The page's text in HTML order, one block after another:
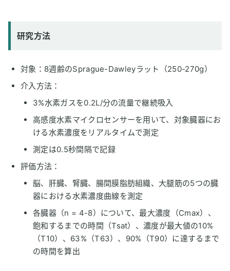
研究方法
対象：8週齢のSprague-Dawleyラット（250-270g）
介入方法：
3%水素ガスを0.2L/分の流量で継続吸入
高感度水素マイクロセンサーを用いて、対象臓器にお
ける水素濃度をリアルタイムで測定
測定は0.5秒間隔で記録
評価方法：
脳、肝臓、腎臓、腸間膜脂肪組織、大腿筋の5つの臓
器における水素濃度曲線を測定
各臓器（n = 4-8）について、最大濃度（Cmax）、
飽和するまでの時間（Tsat）、濃度が最大値の10%
（T10）、63%（T63）、90%（T90）に達するまで
の時間を算出